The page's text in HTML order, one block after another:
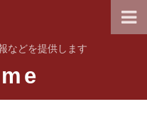
などを提供します